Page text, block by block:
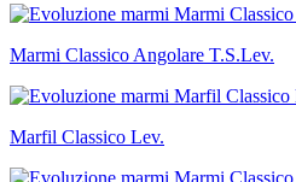
Marmi Classico Angolare T.S.Lev.
Marfil Classico Lev.